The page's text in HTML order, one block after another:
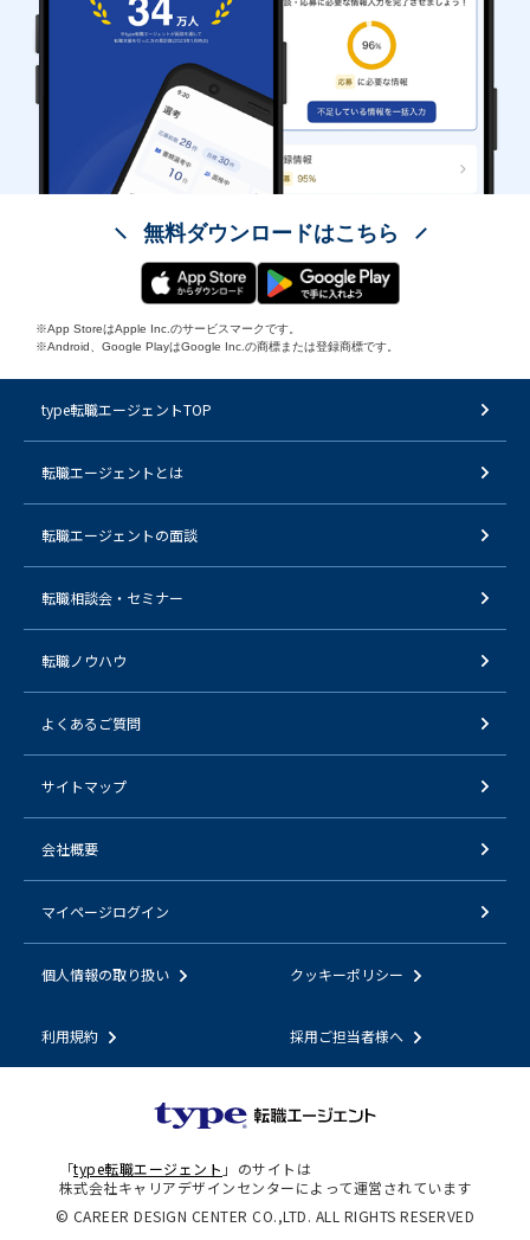
無料ダウンロードはこちら
※App StoreはApple Inc.のサービスマークです。
※Android、Google PlayはGoogle Inc.の商標または登録商標です。
type転職エージェントTOP
転職エージェントとは
転職エージェントの面談
転職相談会・セミナー
転職ノウハウ
よくあるご質問
サイトマップ
会社概要
マイページログイン
個人情報の取り扱い クッキーポリシー
利用規約 採用ご担当者様へ
「type転職エージェント 」のサイトは
株式会社キャリアデザインセンターによって運営されています
© CAREER DESIGN CENTER CO.,LTD. ALL RIGHTS RESERVED